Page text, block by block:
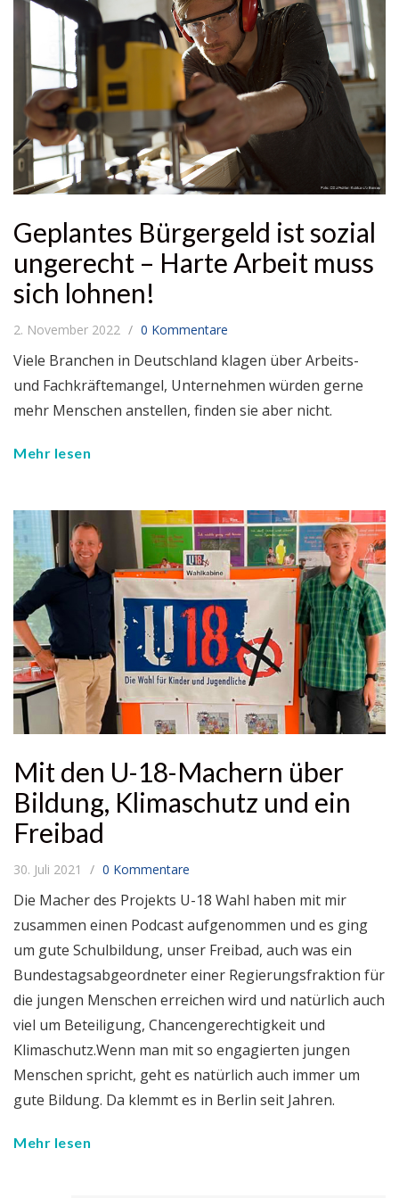
Geplantes Bürgergeld ist sozial
ungerecht – Harte Arbeit muss
sich lohnen!
2. November 2022 0 Kommentare
Viele Branchen in Deutschland klagen über Arbeits-
und Fachkräftemangel, Unternehmen würden gerne
mehr Menschen anstellen, finden sie aber nicht.
Mehr lesen
Mit den U-18-Machern über
Bildung, Klimaschutz und ein
Freibad
30. Juli 2021 0 Kommentare
Die Macher des Projekts U-18 Wahl haben mit mir
zusammen einen Podcast aufgenommen und es ging
um gute Schulbildung, unser Freibad, auch was ein
Bundestagsabgeordneter einer Regierungsfraktion für
die jungen Menschen erreichen wird und natürlich auch
viel um Beteiligung, Chancengerechtigkeit und
Klimaschutz.Wenn man mit so engagierten jungen
Menschen spricht, geht es natürlich auch immer um
gute Bildung. Da klemmt es in Berlin seit Jahren.
Mehr lesen